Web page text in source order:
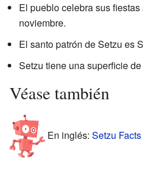
El pueblo celebra sus
noviembre.
El santo patrón de Setzu es
Setzu tiene una superficie
Véase también
En inglés: Setzu